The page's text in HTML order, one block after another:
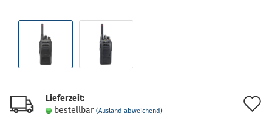
Lieferzeit:
bestellbar (Ausland abweichend)